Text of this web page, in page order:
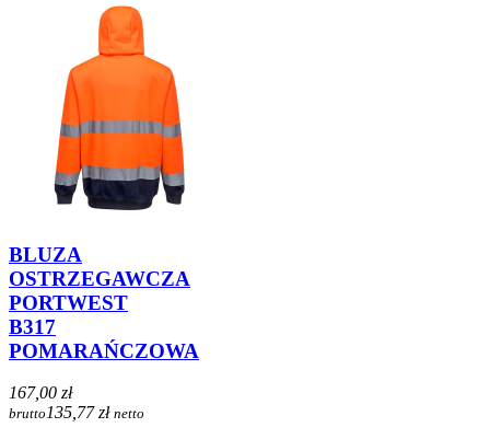
BLUZA
OSTRZEGAWCZA
PORTWEST
B317
POMARAŃCZOWA
167,00 zł
brutto 135,77 zł netto